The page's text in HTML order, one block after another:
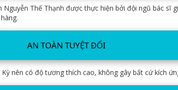
Thế Thạnh được thực hiện bởi đội ngũ bác sĩ
AN TOÀN TUYỆT ĐỐI
nên có độ tương thích cao, không gây bất cứ kích